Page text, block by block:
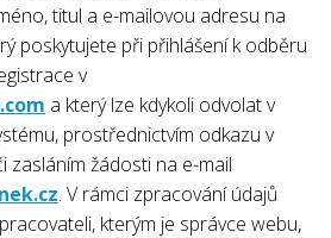
titul a e-mailovou adresu na
poskytujete při přihlášení k odběru
v
a který lze kdykoli odvolat v
prostřednictvím odkazu v
zasláním žádosti na e-mail
. V rámci zpracování údajů
kterým je správce webu,